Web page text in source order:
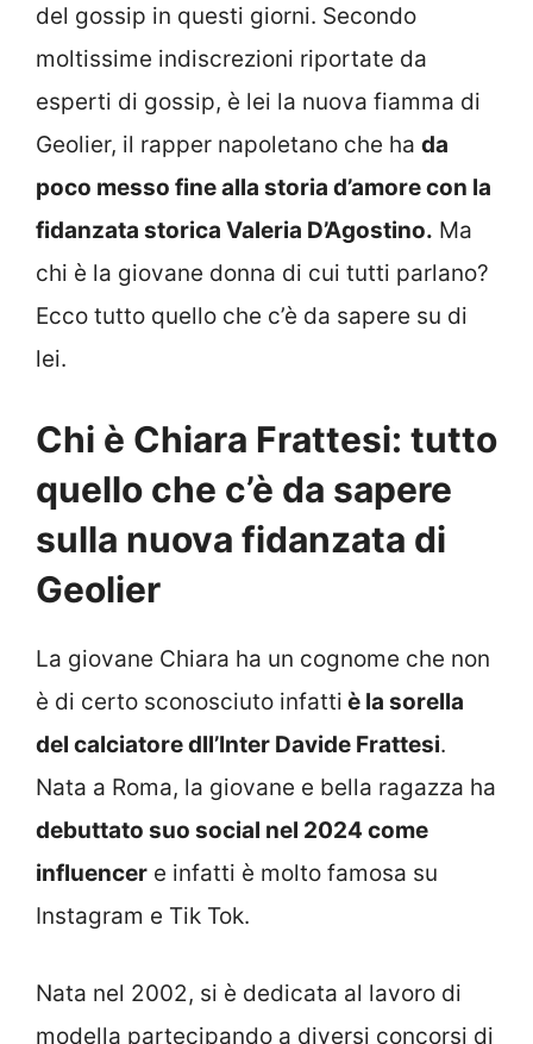
del gossip in questi giorni. Secondo
moltissime indiscrezioni riportate da
esperti di gossip, è lei la nuova fiamma di
Geolier, il rapper napoletano che ha da
poco messo fine alla storia d’amore con la
fidanzata storica Valeria D’Agostino. Ma
chi è la giovane donna di cui tutti parlano?
Ecco tutto quello che c’è da sapere su di
lei.
Chi è Chiara Frattesi: tutto
quello che c’è da sapere
sulla nuova fidanzata di
Geolier
La giovane Chiara ha un cognome che non
è di certo sconosciuto infatti è la sorella
del calciatore dll’Inter Davide Frattesi.
Nata a Roma, la giovane e bella ragazza ha
debuttato suo social nel 2024 come
influencer e infatti è molto famosa su
Instagram e Tik Tok.
Nata nel 2002, si è dedicata al lavoro di
modella partecipando a diversi concorsi di